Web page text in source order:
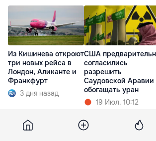
Из Кишинева откроют
три новых рейса в
Лондон, Аликанте и
Франкфурт
3 дня назад
США
согласились
разрешить
Саудовской Аравии
обогащать уран
19 Июл. 10:12